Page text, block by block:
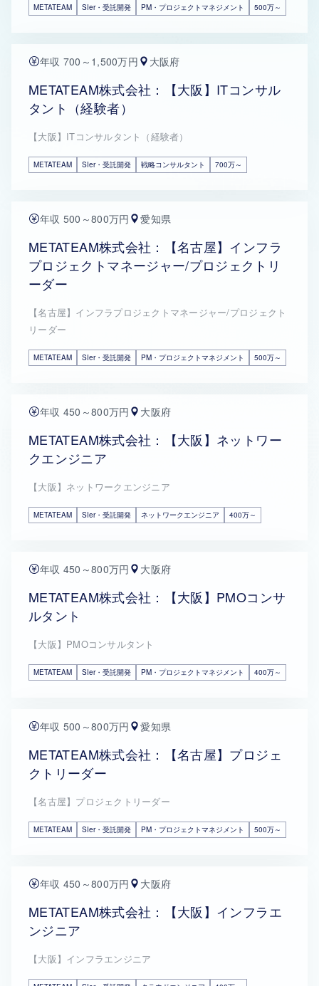
METATEAM SIer・受託開発 PM・プロジェクトマネジメント 500万～
年収 700～1,500万円 大阪府
METATEAM株式会社：【大阪】ITコンサル
タント（経験者）
【大阪】ITコンサルタント（経験者）
METATEAM SIer・受託開発 戦略コンサルタント 700万～
年収 500～800万円 愛知県
METATEAM株式会社：【名古屋】インフラ
プロジェクトマネージャー/プロジェクトリ
ーダー
【名古屋】インフラプロジェクトマネージャー/プロジェクト
リーダー
METATEAM SIer・受託開発 PM・プロジェクトマネジメント 500万～
年収 450～800万円 大阪府
METATEAM株式会社：【大阪】ネットワー
クエンジニア
【大阪】ネットワークエンジニア
METATEAM SIer・受託開発 ネットワークエンジニア 400万～
年収 450～800万円 大阪府
METATEAM株式会社：【大阪】PMOコンサ
ルタント
【大阪】PMOコンサルタント
METATEAM SIer・受託開発 PM・プロジェクトマネジメント 400万～
年収 500～800万円 愛知県
METATEAM株式会社：【名古屋】プロジェ
クトリーダー
【名古屋】プロジェクトリーダー
METATEAM SIer・受託開発 PM・プロジェクトマネジメント 500万～
年収 450～800万円 大阪府
METATEAM株式会社：【大阪】インフラエ
ンジニア
【大阪】インフラエンジニア